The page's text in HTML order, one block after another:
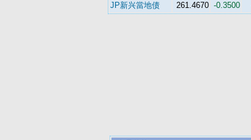
JP新兴當地债
261.4670 -0.3500